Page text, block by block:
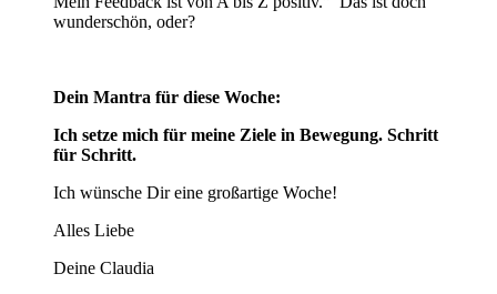
wunderschön, oder?
Dein Mantra für diese Woche:
Ich setze mich für meine Ziele in Bewegung. Schritt
für Schritt.
Ich wünsche Dir eine großartige Woche!
Alles Liebe
Deine Claudia